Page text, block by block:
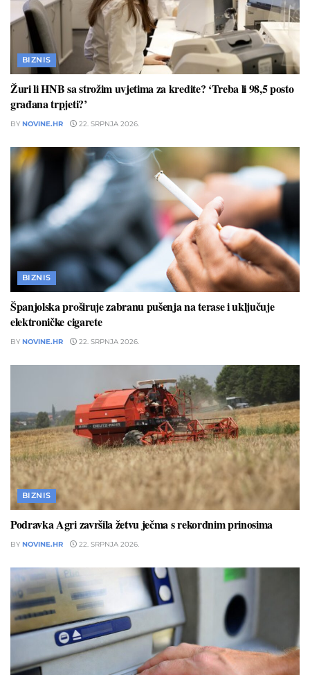
BIZNIS
Žuri li HNB sa strožim uvjetima za kredite? ‘Treba li 98,5 posto
građana trpjeti?’
BY NOVINE.HR 22. SRPNJA 2026.
BIZNIS
Španjolska proširuje zabranu pušenja na terase i uključuje
elektroničke cigarete
BY NOVINE.HR 22. SRPNJA 2026.
BIZNIS
Podravka Agri završila žetvu ječma s rekordnim prinosima
BY NOVINE.HR 22. SRPNJA 2026.